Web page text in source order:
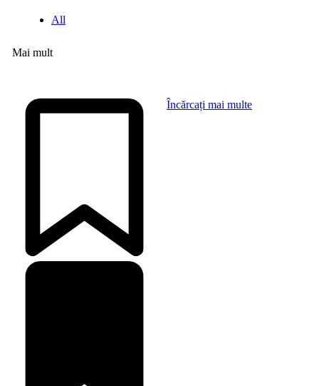
All
Mai mult
Încărcați mai multe